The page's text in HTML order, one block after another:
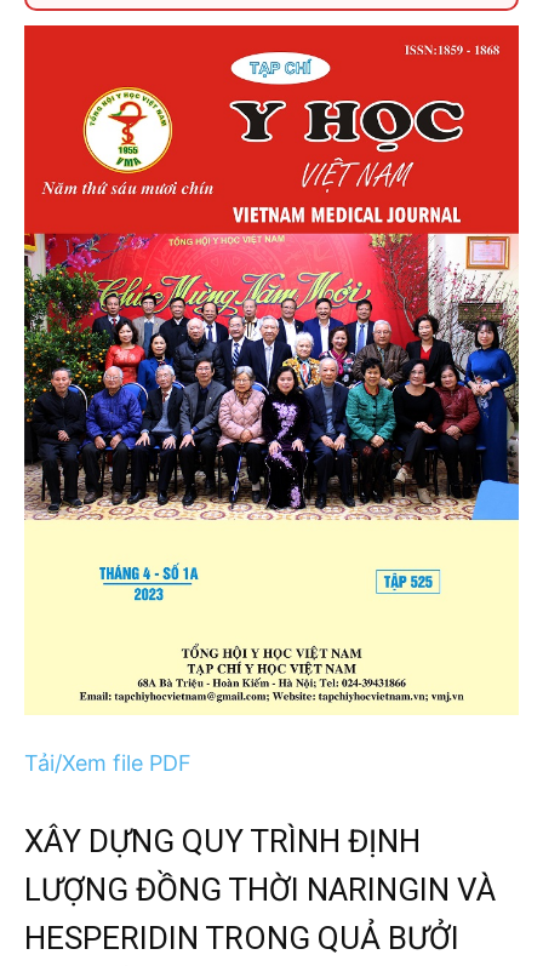
Tải/Xem file PDF
XÂY DỰNG QUY TRÌNH ĐỊNH
LƯỢNG ĐỒNG THỜI NARINGIN VÀ
HESPERIDIN TRONG QUẢ BƯỞI